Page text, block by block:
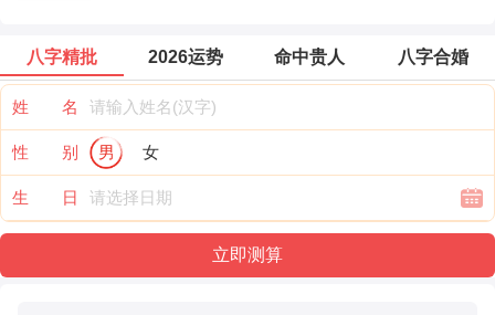
八字精批 2026运势 命中贵人 八字合婚
姓 名
性 别 男 女
生 日